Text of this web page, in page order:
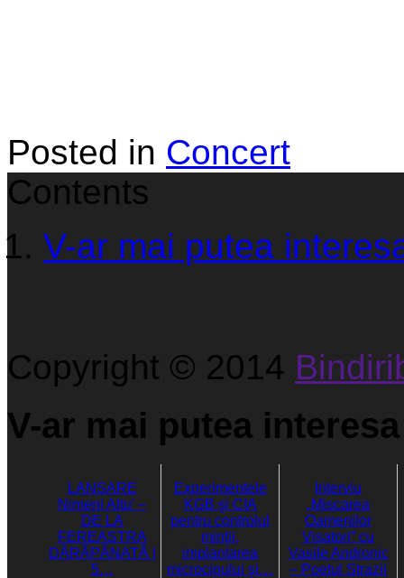
Posted in Concert
Contents
V-ar mai putea
Copyright © 2014
V-ar mai putea
LANSARE
Nimeni Altu’ –
DE LA
FEREASTRA
DÃRÃPÃNATÃ |
5…
Experimentele
KGB şi CIA
pentru controlul
minţii,
implantarea
microcipului şi…
Interviu
„Miscarea
Oamenilor
Visatori” cu
Vasile Andronic
– Poetul Strazii